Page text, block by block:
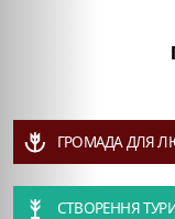
ГРОМАДА ДЛЯ
СТВОРЕННЯ